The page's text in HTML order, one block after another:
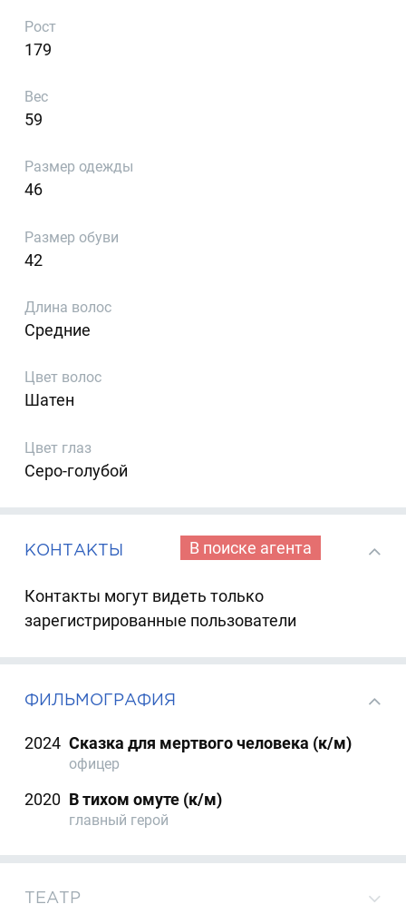
Рост
179
Вес
59
Размер одежды
46
Размер обуви
42
Длина волос
Средние
Цвет волос
Шатен
Цвет глаз
Серо-голубой
КОНТАКТЫ В поиске агента
Контакты могут видеть только
зарегистрированные пользователи
ФИЛЬМОГРАФИЯ
2024 Сказка для мертвого человека (к/м)
офицер
2020 В тихом омуте (к/м)
главный герой
ТЕАТР